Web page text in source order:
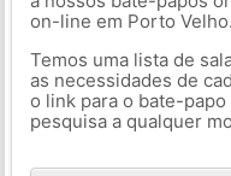
on-line em Porto Velho.
Temos uma lista de
as necessidades de
o link para o bate-
pesquisa a qualquer